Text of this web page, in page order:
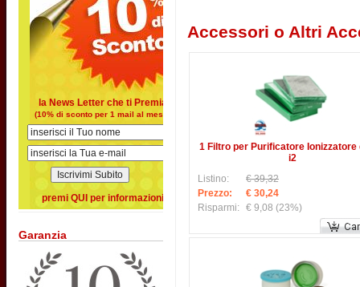
la News Letter che ti Premia
(10% di sconto per 1 mail al mese)
premi QUI per informazioni
Garanzia
Accessori o Altri
1 Filtro per Purificatore Ionizzatore
i2
Listino:
€ 39,32
Prezzo:
€ 30,24
Risparmi: € 9,08 (23%)